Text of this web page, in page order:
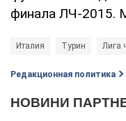
финала ЛЧ-2015.
Италия Турин Лига
Редакционная политика